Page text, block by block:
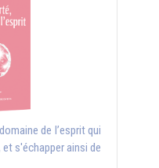
de l’esprit qui
s'échapper ainsi de